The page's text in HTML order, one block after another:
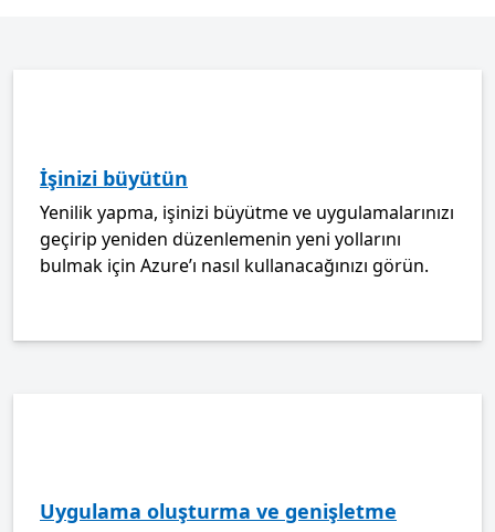
İşinizi büyütün
Yenilik yapma, işinizi büyütme ve uygulamalarınızı
geçirip yeniden düzenlemenin yeni yollarını
bulmak için Azure’ı nasıl kullanacağınızı görün.
Uygulama oluşturma ve genişletme